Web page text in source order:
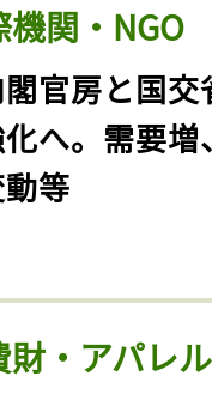
関・NGO
閣官房と国
へ。需要
等
・アパレル